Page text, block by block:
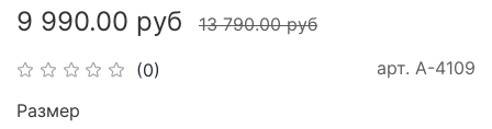
(0) арт. A-4109
9 990.00 руб 13 790.00 руб
Размер